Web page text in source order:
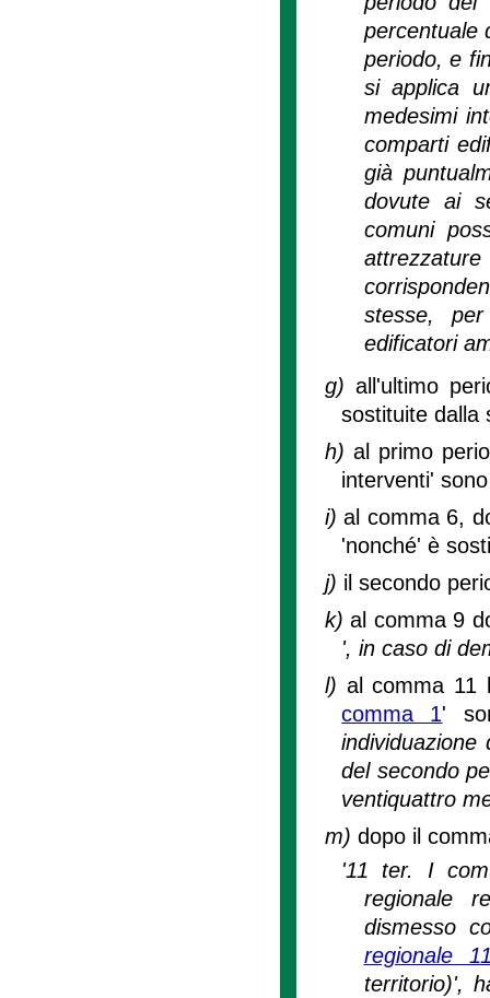
percentuale
periodo, e
si applica
medesimi
comparti
già
dovute ai
comuni
stesse,
edificatori
g) all'ultimo
sostituite
h) al primo
interventi'
i)al comma 6,
'nonché' è
j) il secondo
k)al comma 9
', in caso di
l) al comma 11
comma 1'
del secondo
ventiquattro
m) dopo il
'11 ter. I
regionale
dismesso
regionale
territorio)',